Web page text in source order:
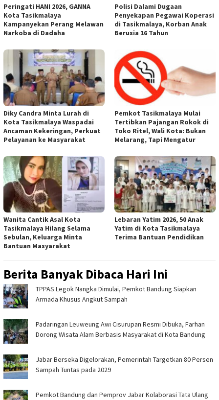
Peringati HANI 2026, GANNA
Kota Tasikmalaya
Kampanyekan Perang Melawan
Narkoba di Dadaha
Polisi Dalami Dugaan
Penyekapan Pegawai Koperasi
di Tasikmalaya, Korban Anak
Berusia 16 Tahun
Diky Candra Minta Lurah di
Kota Tasikmalaya Waspadai
Ancaman Kekeringan, Perkuat
Pelayanan ke Masyarakat
Pemkot Tasikmalaya Mulai
Tertibkan Pajangan Rokok di
Toko Ritel, Wali Kota: Bukan
Melarang, Tapi Mengatur
Wanita Cantik Asal Kota
Tasikmalaya Hilang Selama
Sebulan, Keluarga Minta
Bantuan Masyarakat
Lebaran Yatim 2026, 50 Anak
Yatim di Kota Tasikmalaya
Terima Bantuan Pendidikan
Berita Banyak Dibaca Hari Ini
TPPAS Legok Nangka Dimulai, Pemkot Bandung Siapkan
Armada Khusus Angkut Sampah
Padaringan Leuweung Awi Cisurupan Resmi Dibuka, Farhan
Dorong Wisata Alam Berbasis Masyarakat di Kota Bandung
Jabar Berseka Digelorakan, Pemerintah Targetkan 80 Persen
Sampah Tuntas pada 2029
Pemkot Bandung dan Pemprov Jabar Kolaborasi Tata Ulang